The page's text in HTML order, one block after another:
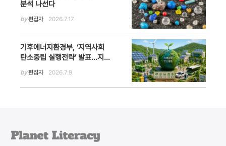
분석 나선다
by편집자 2026.7.17
기후에너지환경부, ‘지역사회
탄소중립 실행전략’ 발표…지방
정부 중심 2050 탄소중립 추진
by편집자 2026.7.9